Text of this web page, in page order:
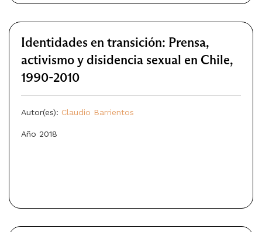
Identidades en transición: Prensa,
activismo y disidencia sexual en Chile,
1990-2010
Autor(es): Claudio Barrientos
Año 2018